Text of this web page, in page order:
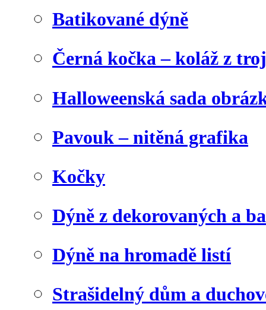
Batikované dýně
Černá kočka – koláž z
Halloweenská sada
Pavouk – nitěná grafika
Kočky
Dýně z dekorovaných a
Dýně na hromadě listí
Strašidelný dům a